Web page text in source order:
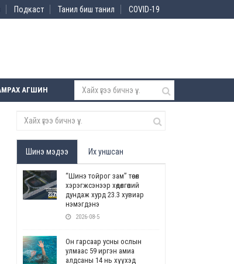
Подкаст Танил биш танил COVID-19
АГШИН
Шинэ мэдээ Их уншсан
“Шинэ тойрог зам” төсөл
хэрэгжсэнээр хөдөлгөөний
дундаж хурд 23.3 хувиар
нэмэгдэнэ
2026-08-5
Он гарсаар усны ослын
улмаас 59 иргэн амиа
алдсаны 14 нь хүүхэд